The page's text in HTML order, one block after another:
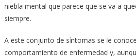
niebla mental que parece que se va a
siempre.
A este conjunto de síntomas se le
comportamiento de enfermedad y,